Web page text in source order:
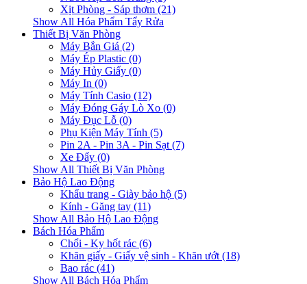
Xịt Phòng - Sáp thơm (21)
Show All Hóa Phẩm Tẩy Rửa
Thiết Bị Văn Phòng
Máy Bắn Giá (2)
Máy Ép Plastic (0)
Máy Hủy Giấy (0)
Máy In (0)
Máy Tính Casio (12)
Máy Đóng Gáy Lò Xo (0)
Máy Đục Lỗ (0)
Phụ Kiện Máy Tính (5)
Pin 2A - Pin 3A - Pin Sạt (7)
Xe Đẩy (0)
Show All Thiết Bị Văn Phòng
Bảo Hộ Lao Động
Khẩu trang - Giày bảo hộ (5)
Kính - Găng tay (11)
Show All Bảo Hộ Lao Động
Bách Hóa Phẩm
Chổi - Ky hốt rác (6)
Khăn giấy - Giấy vệ sinh - Khăn ướt (18)
Bao rác (41)
Show All Bách Hóa Phẩm